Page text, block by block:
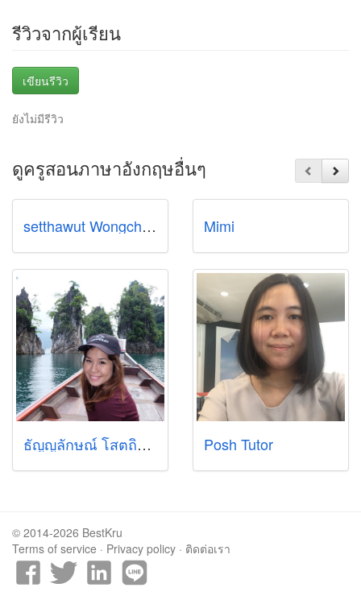
รีวิวจากผู้เรียน
เขียนรีวิว
ยังไม่มีรีวิว
ดูครูสอนภาษาอังกฤษอื่นๆ
setthawut Wongchan Mimi
ธัญญลักษณ์ โสตถิพันธุ์ Posh Tutor
© 2014-2026 BestKru
Terms of service · Privacy policy · ติดต่อเรา